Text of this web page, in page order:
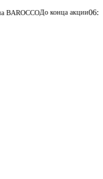
До конца акции06:14:57:48